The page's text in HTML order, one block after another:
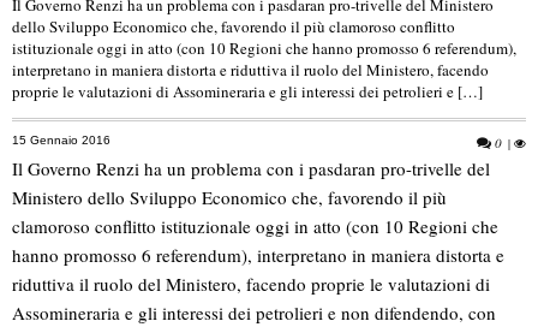
Il Governo Renzi ha un problema con i pasdaran pro-trivelle del Ministero
dello Sviluppo Economico che, favorendo il più clamoroso conflitto
istituzionale oggi in atto (con 10 Regioni che hanno promosso 6 referendum),
interpretano in maniera distorta e riduttiva il ruolo del Ministero, facendo
proprie le valutazioni di Assomineraria e gli interessi dei petrolieri e […]
15 Gennaio 2016 0 |
Il Governo Renzi ha un problema con i pasdaran pro-trivelle del
Ministero dello Sviluppo Economico che, favorendo il più
clamoroso conflitto istituzionale oggi in atto (con 10 Regioni che
hanno promosso 6 referendum), interpretano in maniera distorta e
riduttiva il ruolo del Ministero, facendo proprie le valutazioni di
Assomineraria e gli interessi dei petrolieri e non difendendo, con